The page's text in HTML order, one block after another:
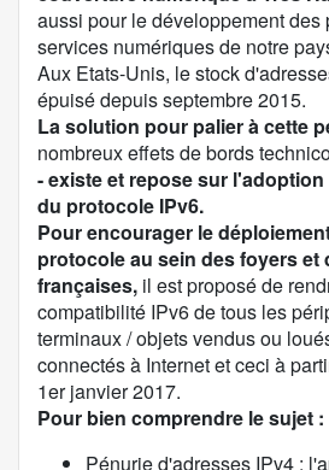
aussi pour le développement des
services numériques de notre
Aux Etats-Unis, le stock
épuisédepuis septembre 2015.
La solution pour palier à cette
nombreux effets de bords
- existe et repose sur
du protocole IPv6.
Pour encourager le
protocole au sein des foyers et
françaises, il est proposé de
compatibilité IPv6 de tous les
terminaux / objets vendus ou
connectés à Internet et ceci à
1er janvier 2017.
Pour bien comprendre le sujet :
Pénurie d'adresses IPv4 :